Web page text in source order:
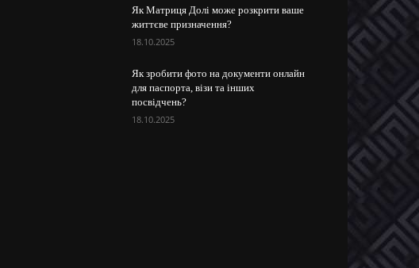
Як Матриця Долі може розкрити ваше
життєве призначення?
18.10.2025
Як зробити фото на документи онлайн
для паспорта, візи та інших
посвідчень?
18.10.2025